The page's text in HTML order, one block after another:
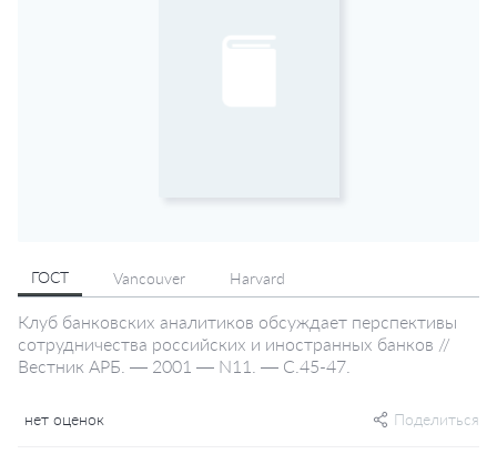
ГОСТ Vancouver Harvard
Клуб банковских аналитиков обсуждает перспективы
сотрудничества российских и иностранных банков //
Вестник АРБ. — 2001 — N11. — С.45-47.
нет оценок Поделиться